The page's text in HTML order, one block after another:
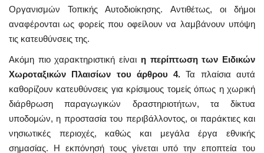
Οργανισμών Τοπικής Αυτοδιοίκησης. Αντιθέτως, οι δήμοι
αναφέρονται ως φορείς που οφείλουν να λαμβάνουν υπόψη
τις κατευθύνσεις της.
Ακόμη πιο χαρακτηριστική είναι η περίπτωση των Ειδικών
Χωροταξικών Πλαισίων του άρθρου 4.Τα πλαίσια αυτά
καθορίζουν κατευθύνσεις για κρίσιμους τομείς όπως η χωρική
διάρθρωση παραγωγικών δραστηριοτήτων, τα δίκτυα
υποδομών, η προστασία του περιβάλλοντος, οι παράκτιες και
νησιωτικές περιοχές, καθώς και μεγάλα έργα εθνικής
σημασίας. Η εκπόνησή τους γίνεται υπό την εποπτεία του